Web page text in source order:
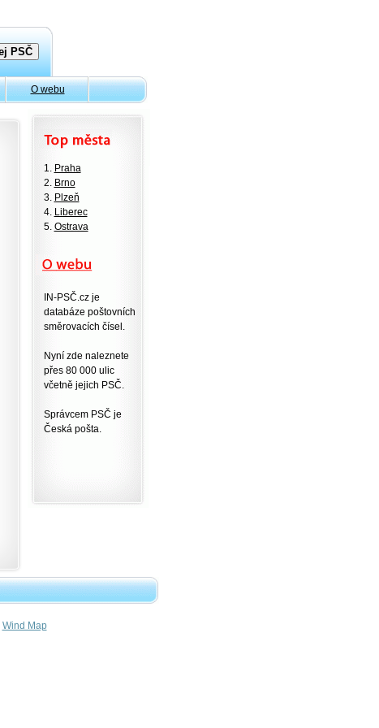
O webu
1. Praha
2. Brno
3. Plzeň
4. Liberec
5. Ostrava
IN-PSČ.cz je
databáze poštovních
směrovacích čísel.
Nyní zde naleznete
přes 80 000 ulic
včetně jejich PSČ.
Správcem PSČ je
Česká pošta.
Wind Map